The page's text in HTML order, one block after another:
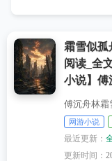
霜雪似孤
阅读_全
小说】傅
傅沉舟林霜
网游小说
最近更新：
更新时间：